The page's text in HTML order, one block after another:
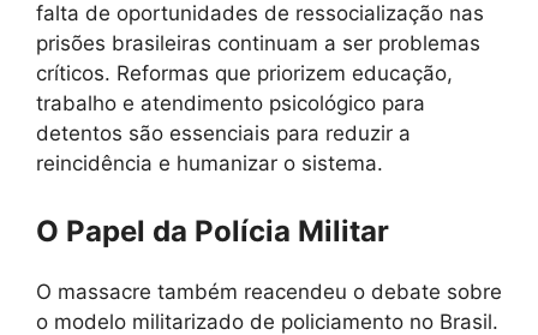
falta de oportunidades de ressocialização nas
prisões brasileiras continuam a ser problemas
críticos. Reformas que priorizem educação,
trabalho e atendimento psicológico para
detentos são essenciais para reduzir a
reincidência e humanizar o sistema.
O Papel da Polícia Militar
O massacre também reacendeu o debate sobre
o modelo militarizado de policiamento no Brasil.